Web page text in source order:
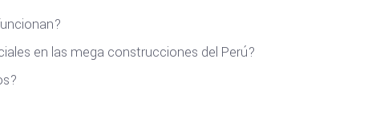
en las mega construcciones del Perú?